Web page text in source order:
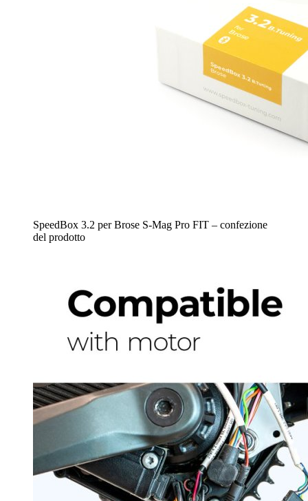
SpeedBox 3.2 per Brose S-Mag Pro FIT – confezione
del prodotto